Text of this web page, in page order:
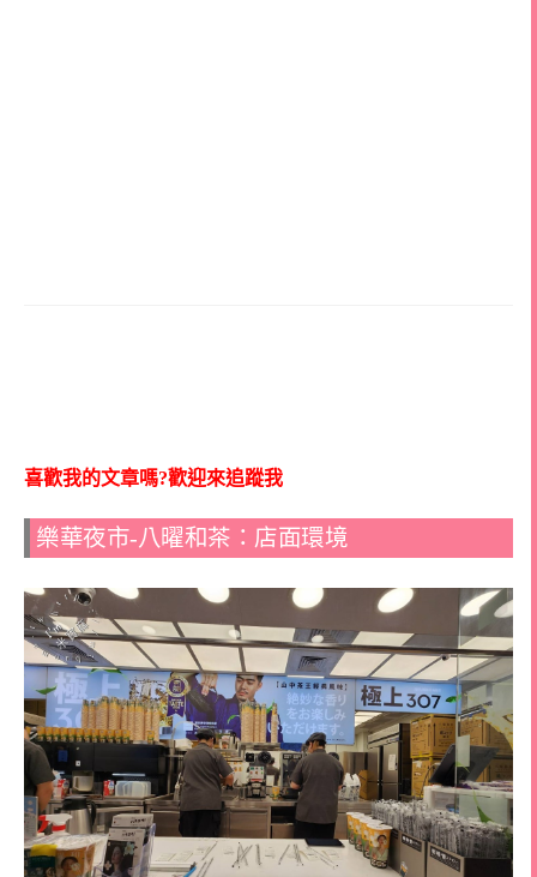
喜歡我的文章嗎?歡迎來追蹤我
樂華夜市-八曜和茶：店面環境